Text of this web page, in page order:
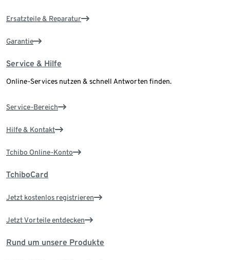
Ersatzteile & Reparatur
Garantie
Service & Hilfe
Online-Services nutzen & schnell Antworten finden.
Service-Bereich
Hilfe & Kontakt
Tchibo Online-Konto
TchiboCard
Jetzt kostenlos registrieren
Jetzt Vorteile entdecken
Rund um unsere Produkte